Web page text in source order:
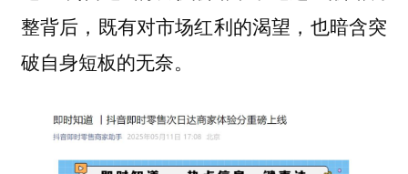
整背后，既有对市场红利的渴望，也暗含突
破自身短板的无奈。